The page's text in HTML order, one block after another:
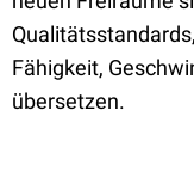
Fähigkeit,
übersetzen.